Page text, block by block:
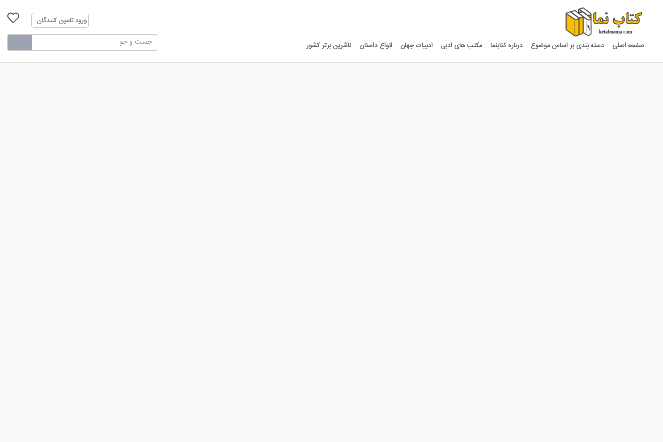
ورود تامین کنندگان
صفحه اصلی دسته بندی بر اساس موضوع درباره کتابنما مکتب های ادبی ادبیات جهان انواع داستان ناشرین برتر کشور